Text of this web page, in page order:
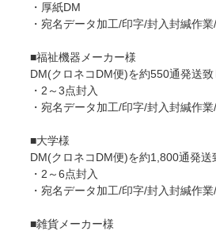
・厚紙DM
・宛名データ加工/印字/封入封緘作
■福祉機器メーカー様
DM(クロネコDM便)を約550通発送致
・2～3点封入
・宛名データ加工/印字/封入封緘作
■大学様
DM(クロネコDM便)を約1,800通発送
・2～6点封入
・宛名データ加工/印字/封入封緘作
■雑貨メーカー様